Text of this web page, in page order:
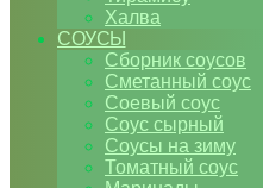
Халва
СОУСЫ
Сборник соусов
Сметанный соус
Соевый соус
Соус сырный
Соусы на зиму
Томатный соус